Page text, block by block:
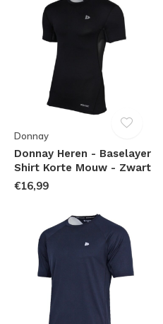
Donnay
Donnay Heren - Baselayer
Shirt Korte Mouw - Zwart
€16,99